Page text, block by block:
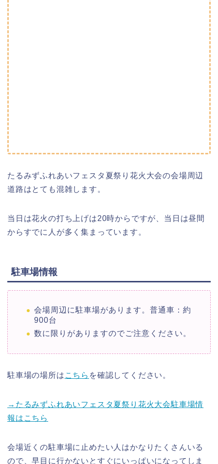
たるみずふれあいフェスタ夏祭り花火大会の会場周辺
道路はとても混雑します。
当日は花火の打ち上げは20時からですが、当日は昼間
からすでに人が多く集まっています。
駐車場情報
会場周辺に駐車場があります。普通車：約
900台
数に限りがありますのでご注意ください。
駐車場の場所は こちら を確認してください。
→たるみずふれあいフェスタ夏祭り花火大会駐車場情
報はこちら
会場近くの駐車場に止めたい人はかなりたくさんいる
ので、早目に行かないとすぐにいっぱいになってしま